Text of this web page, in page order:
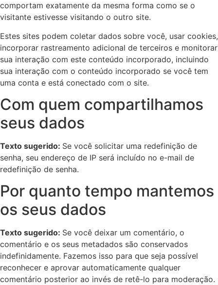
comportam exatamente da mesma forma como se o
visitante estivesse visitando o outro site.
Estes sites podem coletar dados sobre você, usar cookies,
incorporar rastreamento adicional de terceiros e monitorar
sua interação com este conteúdo incorporado, incluindo
sua interação com o conteúdo incorporado se você tem
uma conta e está conectado com o site.
Com quem compartilhamos
seus dados
Texto sugerido: Se você solicitar uma redefinição de
senha, seu endereço de IP será incluído no e-mail de
redefinição de senha.
Por quanto tempo mantemos
os seus dados
Texto sugerido: Se você deixar um comentário, o
comentário e os seus metadados são conservados
indefinidamente. Fazemos isso para que seja possível
reconhecer e aprovar automaticamente qualquer
comentário posterior ao invés de retê-lo para moderação.